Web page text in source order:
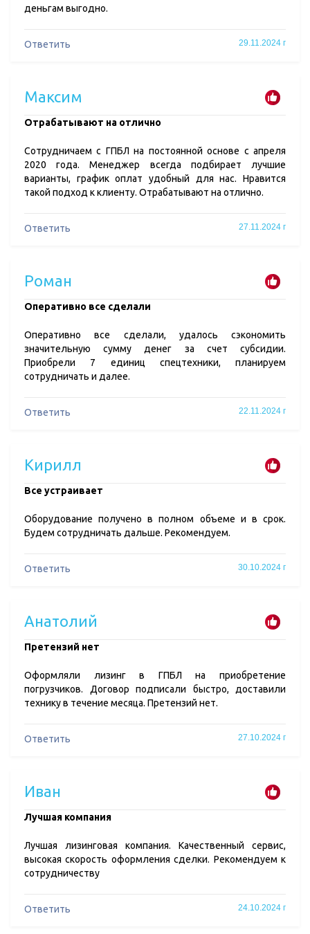
деньгам выгодно.
Ответить 29.11.2024 г
Максим
Отрабатывают на отлично
Сотрудничаем с ГПБЛ на постоянной основе с апреля
2020 года. Менеджер всегда подбирает лучшие
варианты, график оплат удобный для нас. Нравится
такой подход к клиенту. Отрабатывают на отлично.
Ответить 27.11.2024 г
Роман
​Оперативно все сделали
Оперативно все сделали, удалось сэкономить
значительную сумму денег за счет субсидии.
Приобрели 7 единиц спецтехники, планируем
сотрудничать и далее.
Ответить 22.11.2024 г
Кирилл
Все устраивает
Оборудование получено в полном объеме и в срок.
Будем сотрудничать дальше. Рекомендуем.
Ответить 30.10.2024 г
Анатолий
Претензий нет
Оформляли лизинг в ГПБЛ на приобретение
погрузчиков. Договор подписали быстро, доставили
технику в течение месяца. Претензий нет.
Ответить 27.10.2024 г
Иван
Лучшая компания
Лучшая лизинговая компания. Качественный сервис,
высокая скорость оформления сделки. Рекомендуем к
сотрудничеству
Ответить 24.10.2024 г